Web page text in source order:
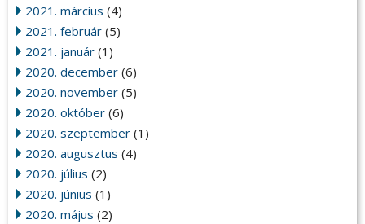
2021. március (4)
2021. február (5)
2021. január (1)
2020. december (6)
2020. november (5)
2020. október (6)
2020. szeptember (1)
2020. augusztus (4)
2020. július (2)
2020. június (1)
2020. május (2)